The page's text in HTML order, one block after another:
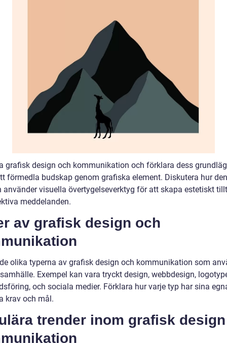
grafisk design och kommunikation och förklara dess
förmedla budskap genom grafiska element. Diskutera hur
använder visuella övertygelseverktyg för att skapa estetiskt
meddelanden.
av grafisk design och
olika typerna av grafisk design och kommunikation som
Exempel kan vara tryckt design, webbdesign,
och sociala medier. Förklara hur varje typ har sina
krav och mål.
trender inom grafisk